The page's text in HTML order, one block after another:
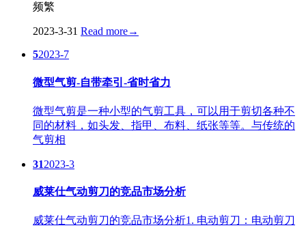
频繁
2023-3-31 Read more→
52023-7
微型气剪-自带牵引-省时省力
微型气剪是一种小型的气剪工具，可以用于剪切各种不
同的材料，如头发、指甲、布料、纸张等等。与传统的
气剪相
312023-3
威莱仕气动剪刀的竞品市场分析
威莱仕气动剪刀的竞品市场分析1. 电动剪刀：电动剪刀